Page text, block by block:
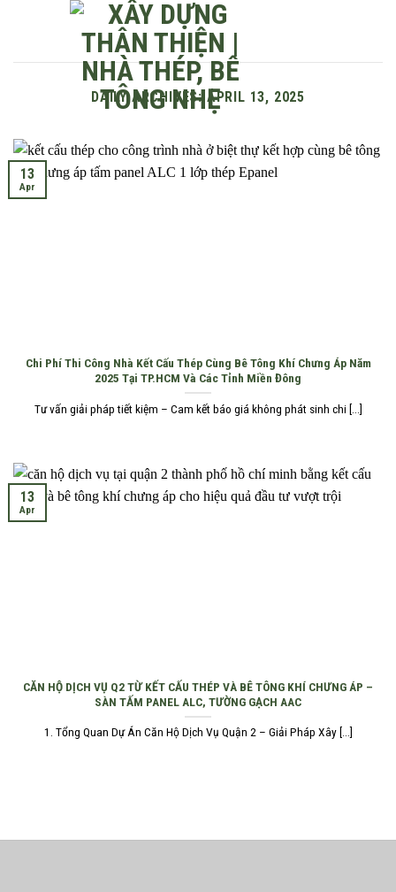
DAILY ARCHIVES: APRIL 13, 2025
Chi Phí Thi Công Nhà Kết Cấu Thép Cùng Bê Tông Khí Chưng Áp Năm
2025 Tại TP.HCM Và Các Tỉnh Miền Đông
Tư vấn giải pháp tiết kiệm – Cam kết báo giá không phát sinh chi [...]
13
Apr
CĂN HỘ DỊCH VỤ Q2 TỪ KẾT CẤU THÉP VÀ BÊ TÔNG KHÍ CHƯNG ÁP –
SÀN TẤM PANEL ALC, TƯỜNG GẠCH AAC
1. Tổng Quan Dự Án Căn Hộ Dịch Vụ Quận 2 – Giải Pháp Xây [...]
13
Apr